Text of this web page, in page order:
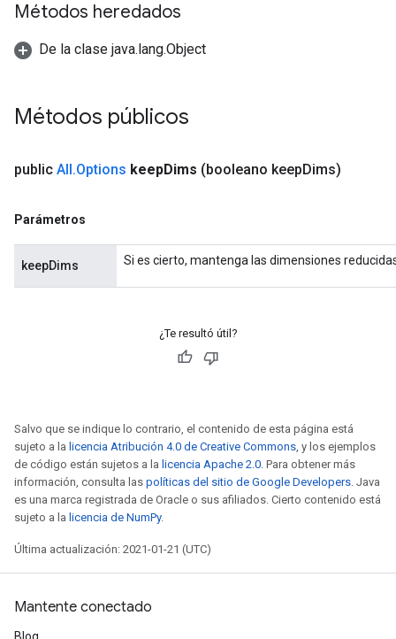
Métodos heredados
De la clase java.lang.Object
Métodos públicos
public All.Options keepDims (booleano keepDims)
Parámetros
keepDims Si es cierto, mantenga las dimensiones
¿Te resultó útil?
Salvo que se indique lo contrario, el contenido de esta página está
sujeto a la licencia Atribución 4.0 de Creative Commons, y los ejemplos
de código están sujetos a la licencia Apache 2.0. Para obtener más
información, consulta las políticas del sitio de Google Developers. Java
es una marca registrada de Oracle o sus afiliados. Cierto contenido está
sujeto a la licencia de NumPy.
Última actualización: 2021-01-21 (UTC)
Mantente conectado